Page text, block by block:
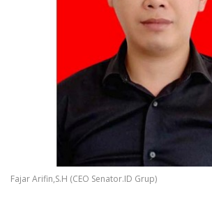
Fajar Arifin,S.H (CEO Senator.ID Grup)